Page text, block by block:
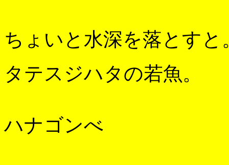
ちょいと水深を落とすと
タテスジハタの若魚。
ハナゴンべ